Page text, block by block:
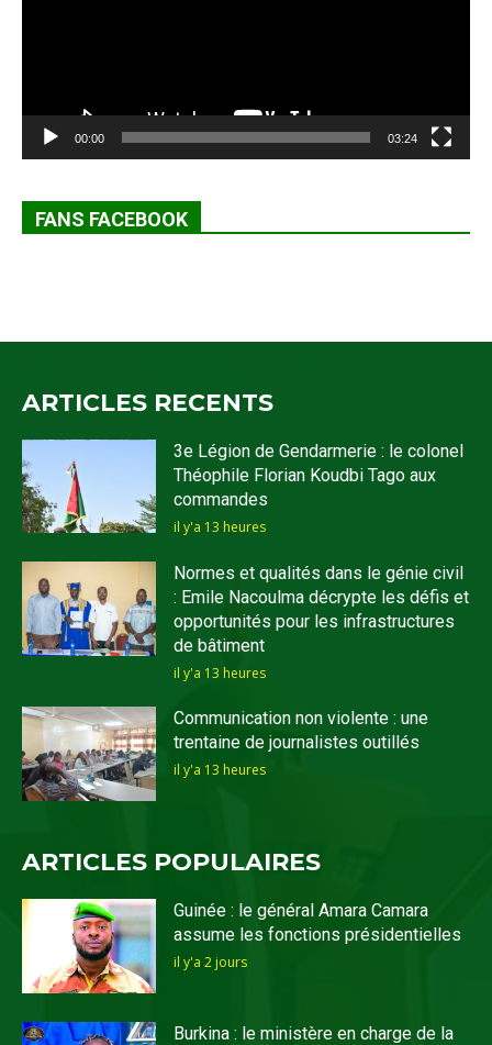
00:00 03:24
FANS FACEBOOK
ARTICLES RECENTS
3e Légion de Gendarmerie : le colonel
Théophile Florian Koudbi Tago aux
commandes
il y'a 13 heures
Normes et qualités dans le génie civil
: Emile Nacoulma décrypte les défis et
opportunités pour les infrastructures
de bâtiment
il y'a 13 heures
Communication non violente : une
trentaine de journalistes outillés
il y'a 13 heures
ARTICLES POPULAIRES
Guinée : le général Amara Camara
assume les fonctions présidentielles
il y'a 2 jours
Burkina : le ministère en charge de la